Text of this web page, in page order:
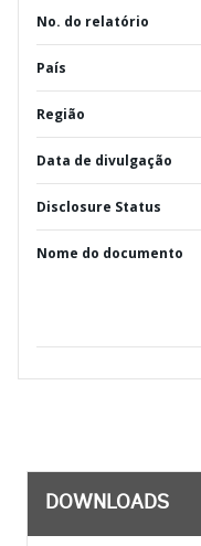
No. do relatório
País
Região
Data de divulgação
Disclosure Status
Nome do documento
DOWNLOADS